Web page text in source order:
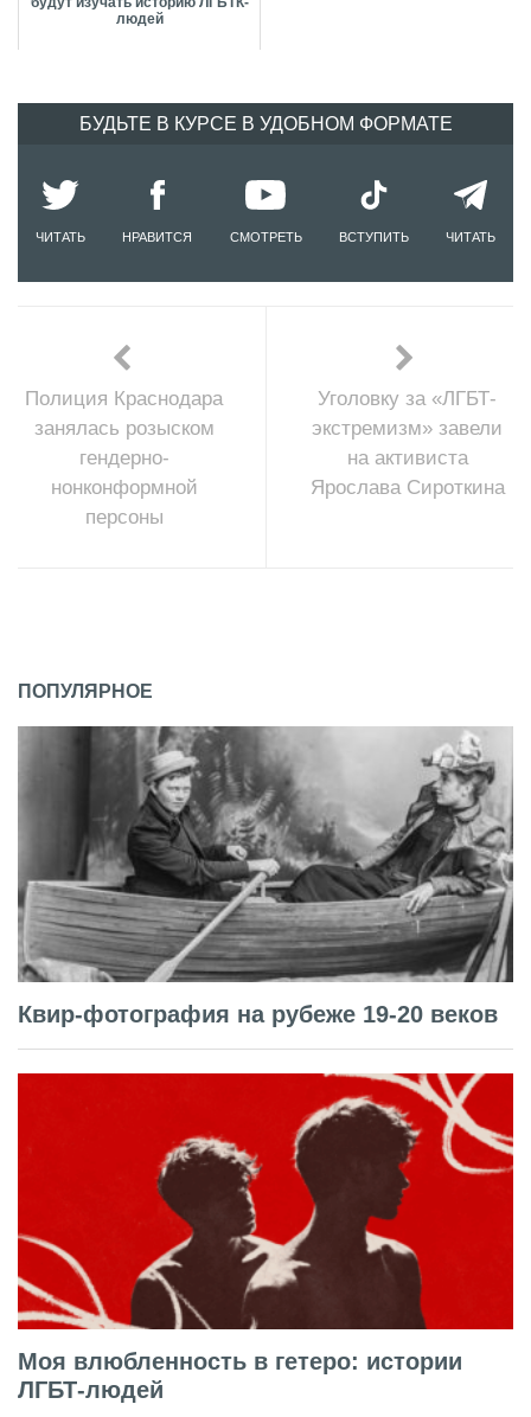
людей
БУДЬТЕ В КУРСЕ В УДОБНОМ ФОРМАТЕ
ЧИТАТЬ НРАВИТСЯ СМОТРЕТЬ ВСТУПИТЬ ЧИТАТЬ
Полиция Краснодара
занялась розыском
гендерно-
нонконформной
персоны
Уголовку за «ЛГБТ-
экстремизм» завели
на активиста
Ярослава Сироткина
ПОПУЛЯРНОЕ
Квир-фотография на рубеже 19-20 веков
Моя влюбленность в гетеро: истории
ЛГБТ-людей